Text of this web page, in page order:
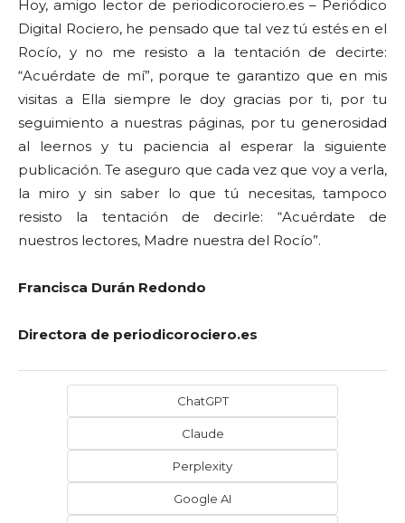
Hoy, amigo lector de periodicorociero.es – Periódico
Digital Rociero, he pensado que tal vez tú estés en el
Rocío, y no me resisto a la tentación de decirte:
“Acuérdate de mí”, porque te garantizo que en mis
visitas a Ella siempre le doy gracias por ti, por tu
seguimiento a nuestras páginas, por tu generosidad
al leernos y tu paciencia al esperar la siguiente
publicación. Te aseguro que cada vez que voy a verla,
la miro y sin saber lo que tú necesitas, tampoco
resisto la tentación de decirle: “Acuérdate de
nuestros lectores, Madre nuestra del Rocío”.
Francisca Durán Redondo
Directora de periodicorociero.es
ChatGPT
Claude
Perplexity
Google AI